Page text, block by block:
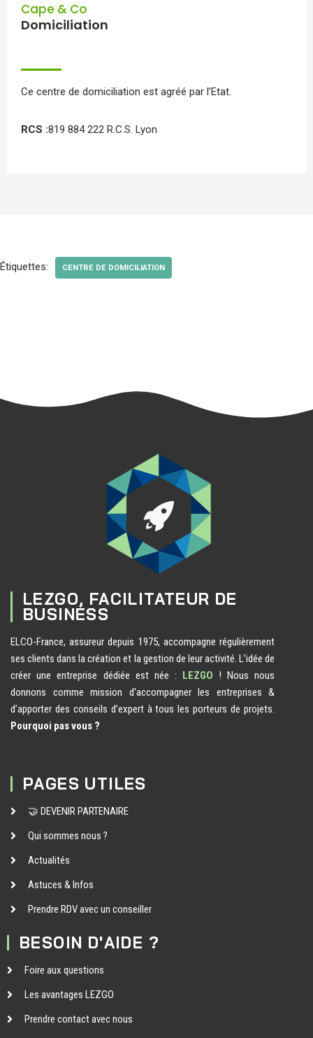
Cape & Co
Domiciliation
Ce centre de domiciliation est agréé par l’Etat.
RCS :819 884 222 R.C.S. Lyon
Étiquettes: CENTRE DE DOMICILIATION
LEZGO, FACILITATEUR DE
BUSINESS
ELCO-France, assureur depuis 1975, accompagne régulièrement
ses clients dans la création et la gestion de leur activité. L’idée de
créer une entreprise dédiée est née : LEZGO ! Nous nous
donnons comme mission d’accompagner les entreprises &
d’apporter des conseils d’expert à tous les porteurs de projets.
Pourquoi pas vous ?
PAGES UTILES
🤝 DEVENIR PARTENAIRE
Qui sommes nous ?
Actualités
Astuces & Infos
Prendre RDV avec un conseiller
BESOIN D'AIDE ?
Foire aux questions
Les avantages LEZGO
Prendre contact avec nous